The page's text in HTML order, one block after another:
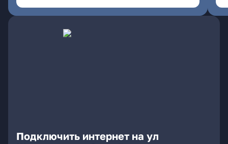
Подключить интернет на ул